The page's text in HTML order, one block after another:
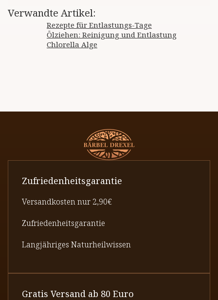
Verwandte Artikel:
Rezepte für Entlastungs-Tage
Ölziehen: Reinigung und Entlastung
Chlorella Alge
Zufriedenheitsgarantie
Versandkosten nur 2,90€
Zufriedenheitsgarantie
Langjähriges Naturheilwissen
Gratis Versand ab 80 Euro